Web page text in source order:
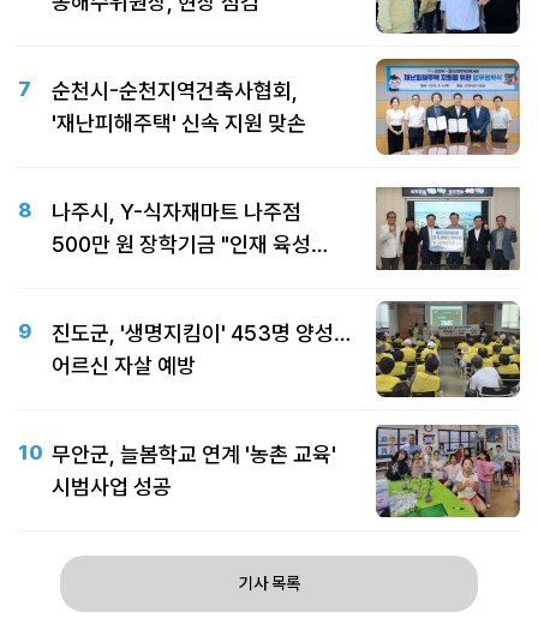
7
순천시-순천지역건축사협회,
'재난피해주택' 신속 지원 맞손
8
나주시, Y-식자재마트 나주점
500만 원 장학기금 "인재 육성
9
진도군, '생명지킴이' 453명 양성…
어르신 자살 예방
10 무안군, 늘봄학교 연계 '농촌 교육'
시범사업 성공
기사 목록